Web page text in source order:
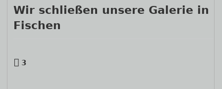
Wir schließen unsere Galerie in
Fischen
3